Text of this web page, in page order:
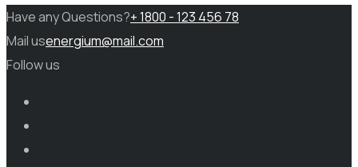
Have any Questions?+ 1800 - 123 456 78
Mail usenergium@mail.com
Follow us